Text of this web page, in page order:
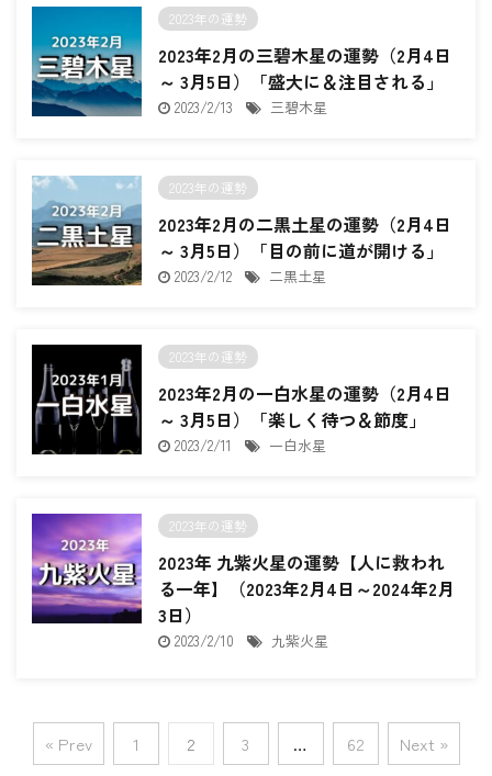
2023年の運勢
2023年2月の三碧木星の運勢（2月4日
～ 3月5日）「盛大に＆注目される」
2023/2/13 三碧木星
2023年の運勢
2023年2月の二黒土星の運勢（2月4日
～ 3月5日）「目の前に道が開ける」
2023/2/12 二黒土星
2023年の運勢
2023年2月の一白水星の運勢（2月4日
～ 3月5日）「楽しく待つ＆節度」
2023/2/11 一白水星
2023年の運勢
2023年 九紫火星の運勢【人に救われ
る一年】（2023年2月4日～2024年2月
3日）
2023/2/10 九紫火星
« Prev 1 2 3 … 62 Next »